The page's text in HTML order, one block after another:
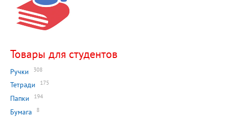
Товары для студентов
Ручки 308
Тетради 175
Папки 194
Бумага 8